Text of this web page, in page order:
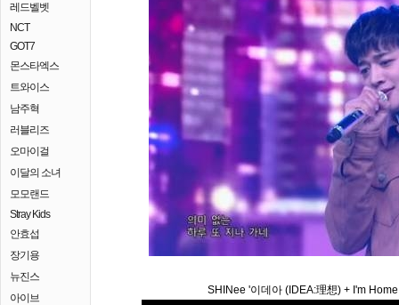
레드벨벳
NCT
GOT7
몬스타엑스
트와이스
남주혁
러블리즈
오마이걸
이달의 소녀
모모랜드
Stray Kids
안효섭
장기용
뉴진스
아이브
SHINee '이데아 (IDEA:理想) + I'm